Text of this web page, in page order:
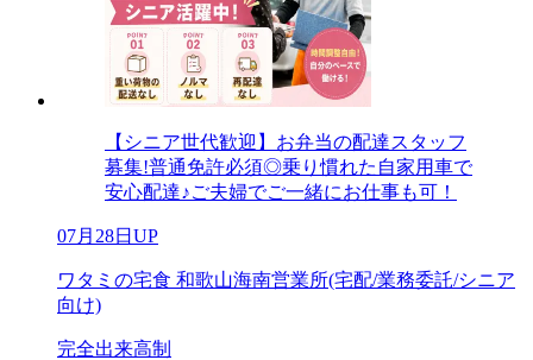
【シニア世代歓迎】お弁当の配達スタッフ
募集!普通免許必須◎乗り慣れた自家用車で
安心配達♪ご夫婦でご一緒にお仕事も可！
07月28日UP
ワタミの宅食 和歌山海南営業所(宅配/業務委託/シニア
向け)
完全出来高制